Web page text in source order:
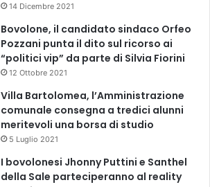
14 Dicembre 2021
Bovolone, il candidato sindaco Orfeo
Pozzani punta il dito sul ricorso ai
“politici vip” da parte di Silvia Fiorini
12 Ottobre 2021
Villa Bartolomea, l’Amministrazione
comunale consegna a tredici alunni
meritevoli una borsa di studio
5 Luglio 2021
I bovolonesi Jhonny Puttini e Santhel
della Sale parteciperanno al reality